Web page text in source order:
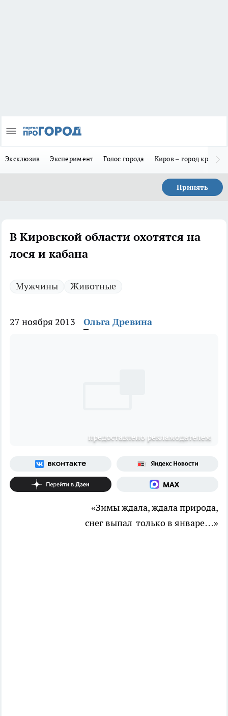
Эксклюзив Эксперимент Голос города Киров – город
Принять
В Кировской области охотятся на
лося и кабана
Мужчины Животные
27 ноября 2013 Ольга Древина
предоставлено рекламодателем
«Зимы ждала, ждала природа,
снег выпал только в январе…»